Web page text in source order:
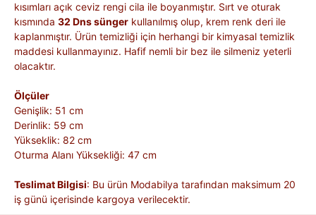
kısımları açık ceviz rengi cila ile boyanmıştır. Sırt ve oturak
kısmında 32 Dns sünger kullanılmış olup, krem renk deri ile
kaplanmıştır. Ürün temizliği için herhangi bir kimyasal temizlik
maddesi kullanmayınız. Hafif nemli bir bez ile silmeniz yeterli
olacaktır.
Ölçüler
Genişlik: 51 cm
Derinlik: 59 cm
Yükseklik: 82 cm
Oturma Alanı Yüksekliği: 47 cm
Teslimat Bilgisi: Bu ürün Modabilya tarafından maksimum 20
iş günü içerisinde kargoya verilecektir.